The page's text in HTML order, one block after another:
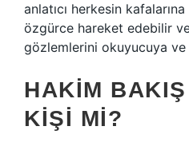
anlatıcı herkesin
özgürce hareket edebilir
gözlemlerini okuyucuya
HAKIM
KIŞI MI?